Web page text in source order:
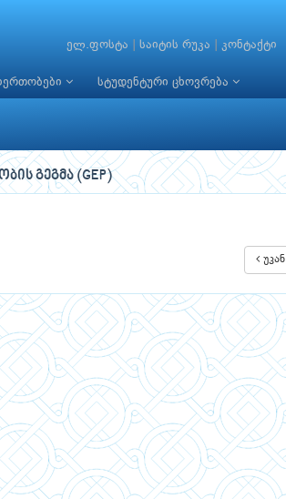
ელ.ფოსტა საიტის რუკა კონტაქტი
სტუდენტური ცხოვრება
გეგმა (GEP)
უკან